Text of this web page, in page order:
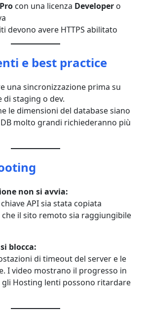
Pro con una licenza Developer o
devono avere HTTPS abilitato
e best practice
una sincronizzazione prima su
di staging o dev.
le dimensioni del database siano
molto grandi richiederanno più
non si avvia:
API sia stata copiata
il sito remoto sia raggiungibile
blocca:
di timeout del server e le
I video mostrano il progresso in
Hosting lenti possono ritardare